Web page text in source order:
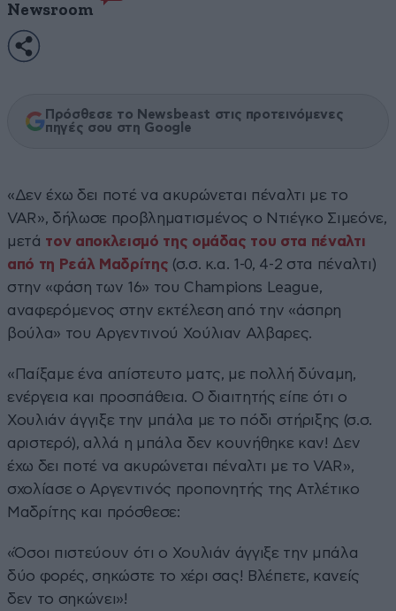
Newsroom
Πρόσθεσε το Newsbeast στις προτεινόμενες
πηγές σου στη Google
«Δεν έχω δει ποτέ να ακυρώνεται πέναλτι με το
VAR», δήλωσε προβληματισμένος ο Ντιέγκο Σιμεόνε,
μετά τον αποκλεισμό της ομάδας του στα πέναλτι
από τη Ρεάλ Μαδρίτης (σ.σ. κ.α. 1-0, 4-2 στα πέναλτι)
στην «φάση των 16» του Champions League,
αναφερόμενος στην εκτέλεση από την «άσπρη
βούλα» του Αργεντινού Χούλιαν Αλβαρες.
«Παίξαμε ένα απίστευτο ματς, με πολλή δύναμη,
ενέργεια και προσπάθεια. Ο διαιτητής είπε ότι ο
Χουλιάν άγγιξε την μπάλα με το πόδι στήριξης (σ.σ.
αριστερό), αλλά η μπάλα δεν κουνήθηκε καν! Δεν
έχω δει ποτέ να ακυρώνεται πέναλτι με το VAR»,
σχολίασε ο Αργεντινός προπονητής της Ατλέτικο
Μαδρίτης και πρόσθεσε:
«Όσοι πιστεύουν ότι ο Χουλιάν άγγιξε την μπάλα
δύο φορές, σηκώστε το χέρι σας! Βλέπετε, κανείς
δεν το σηκώνει»!